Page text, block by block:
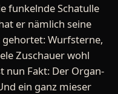
funkelnde Schatulle
er nämlich seine
Wurfsterne,
Zuschauer wohl
nun Fakt: Der Organ-
ein ganz mieser